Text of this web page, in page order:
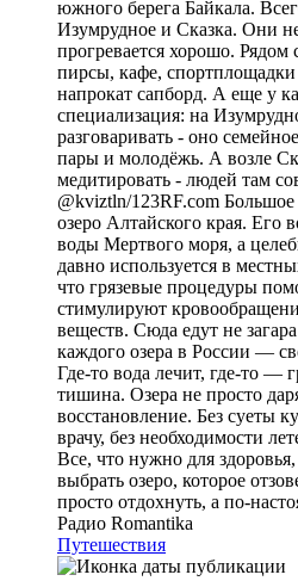
южного берега Байкала.
Изумрудное и Сказка. Они
прогревается хорошо. Рядом
пирсы, кафе,
напрокат сапборд. А еще у
специализация: на
разговаривать - оно
пары и молодёжь. А возле
медитировать - людей там
@kviztln/123RF.com
озеро Алтайского края. Его
воды Мертвого моря, а
давно используется в
что грязевые процедуры
стимулируют
веществ. Сюда едут не
каждого озера в России —
Где-то вода лечит, где-то —
тишина. Озера не просто
восстановление. Без суеты
врачу, без необходимости
Все, что нужно для
выбрать озеро, которое
просто отдохнуть, а по-
Радио Romantika
Путешествия